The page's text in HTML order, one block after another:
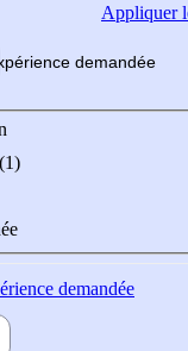
Appliquer
demandée
demandée